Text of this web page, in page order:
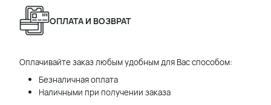
ОПЛАТА И ВОЗВРАТ
Оплачивайте заказ любым удобным для Вас способом:
Безналичная оплата
Наличными при получении заказа